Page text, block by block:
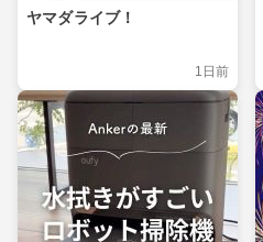
ヤマダライブ！
1日前